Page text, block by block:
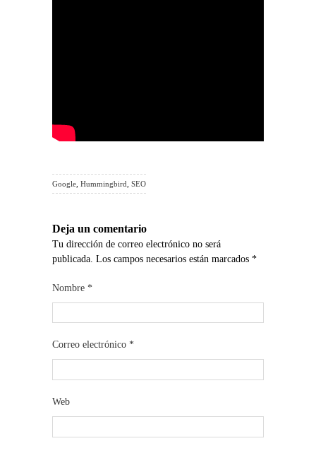
Google Hummingbird SEO
Deja un comentario
Tu dirección de correo electrónico no será
publicada. Los campos necesarios están marcados *
Nombre *
Correo electrónico *
Web